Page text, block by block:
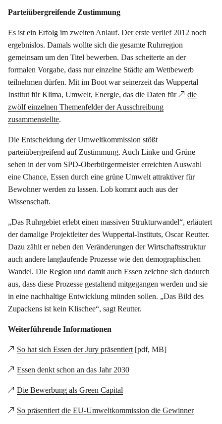
Parteiübergreifende Zustimmung
Es ist ein Erfolg im zweiten Anlauf. Der erste verlief 2012 noch
ergebnislos. Damals wollte sich die gesamte Ruhrregion
gemeinsam um den Titel bewerben. Das scheiterte an der
formalen Vorgabe, dass nur einzelne Städte am Wettbewerb
teilnehmen dürfen. Mit im Boot war seinerzeit das Wuppertal
Institut für Klima, Umwelt, Energie, das die Daten für
die
zwölf einzelnen Themenfelder der Ausschreibung
zusammenstellte.
Die Entscheidung der Umweltkommission stößt
parteiübergreifend auf Zustimmung. Auch Linke und Grüne
sehen in der vom SPD-Oberbürgermeister erreichten Auswahl
eine Chance, Essen durch eine grüne Umwelt attraktiver für
Bewohner werden zu lassen. Lob kommt auch aus der
Wissenschaft.
„Das Ruhrgebiet erlebt einen massiven Strukturwandel“, erläutert
der damalige Projektleiter des Wuppertal-Instituts, Oscar Reutter.
Dazu zählt er neben den Veränderungen der Wirtschaftsstruktur
auch andere langlaufende Prozesse wie den demographischen
Wandel. Die Region und damit auch Essen zeichne sich dadurch
aus, dass diese Prozesse gestaltend mitgegangen werden und sie
in eine nachhaltige Entwicklung münden sollen. „Das Bild des
Zupackens ist kein Klischee“, sagt Reutter.
Weiterführende Informationen
So hat sich Essen der Jury präsentiert [pdf, MB]
Essen denkt schon an das Jahr 2030
Die Bewerbung als Green Capital
So präsentiert die EU-Umweltkommission die Gewinner